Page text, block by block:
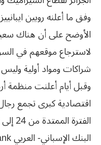
وفق ما أعلنه روبين
الأوضح على أن هناك
لاسترجاع موقعهم في
شراكات ومواد أولية
وقبل أيام أعلنت منظمة
اقتصادية كبرى تجمع